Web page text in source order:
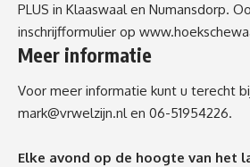
PLUS in Klaaswaal en Numansdorp.
inschrijfformulier op
Meer informatie
Voor meer informatie kunt u terecht
mark@vrwelzijn.nlen 06-51954226.
Elke avond op de hoogte van het